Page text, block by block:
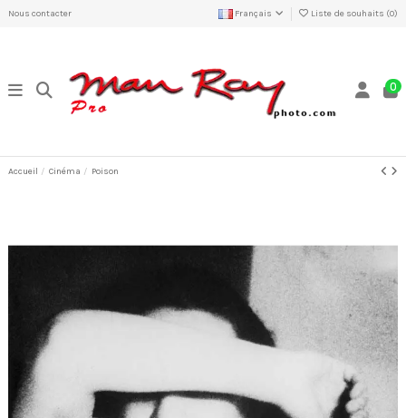
Nous contacter Français Liste de souhaits (0)
0
Accueil Cinéma Poison